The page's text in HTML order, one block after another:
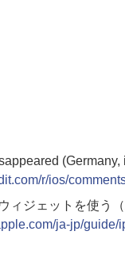
(Germany,
r/ios/
ィジェットを使う
ja-jp/